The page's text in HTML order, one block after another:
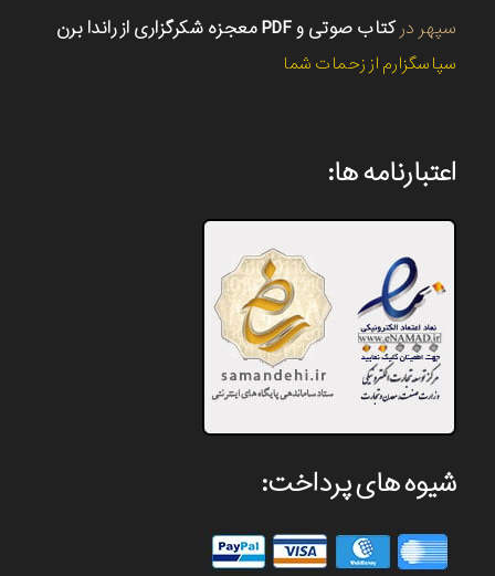
سپهر درکتاب صوتی و PDF معجزه شکرگزاری از راندا برن
سپاسگزارم از زحمات شما
اعتبارنامه ها:
شیوه های پرداخت: